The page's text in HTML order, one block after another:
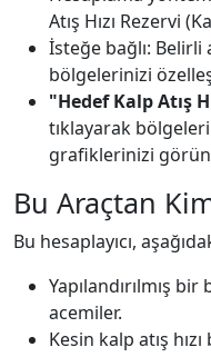
Atış Hızı Rezervi
İsteğe bağlı: Belirli
bölgelerinizi
"Hedef Kalp Atış
tıklayarak
grafiklerinizi
Bu Araçtan
Bu hesaplayıcı,
Yapılandırılmış
acemiler.
Kesin kalp atış